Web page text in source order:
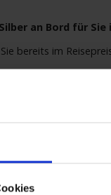
an Bord für Sie
bereits im
Lemon, Ginger
Getränkepaket
von 10.00 bis
und nur vorab